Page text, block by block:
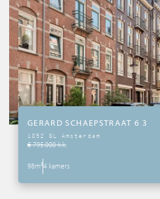
GERARD SCHAEPSTRAAT 6 3
1052 GL Amsterdam
€ 795.000 k.k.
98m²4 kamers